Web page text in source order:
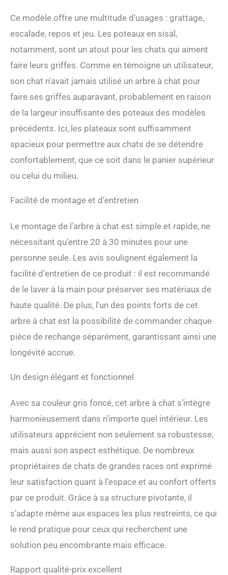
Ce modèle offre une multitude d’usages : grattage,
escalade, repos et jeu. Les poteaux en sisal,
notamment, sont un atout pour les chats qui aiment
faire leurs griffes. Comme en témoigne un utilisateur,
son chat n’avait jamais utilisé un arbre à chat pour
faire ses griffes auparavant, probablement en raison
de la largeur insuffisante des poteaux des modèles
précédents. Ici, les plateaux sont suffisamment
spacieux pour permettre aux chats de se détendre
confortablement, que ce soit dans le panier supérieur
ou celui du milieu.
Facilité de montage et d’entretien
Le montage de l’arbre à chat est simple et rapide, ne
nécessitant qu’entre 20 à 30 minutes pour une
personne seule. Les avis soulignent également la
facilité d’entretien de ce produit : il est recommandé
de le laver à la main pour préserver ses matériaux de
haute qualité. De plus, l’un des points forts de cet
arbre à chat est la possibilité de commander chaque
pièce de rechange séparément, garantissant ainsi une
longévité accrue.
Un design élégant et fonctionnel
Avec sa couleur gris foncé, cet arbre à chat s’intègre
harmonieusement dans n’importe quel intérieur. Les
utilisateurs apprécient non seulement sa robustesse,
mais aussi son aspect esthétique. De nombreux
propriétaires de chats de grandes races ont exprimé
leur satisfaction quant à l’espace et au confort offerts
par ce produit. Grâce à sa structure pivotante, il
s’adapte même aux espaces les plus restreints, ce qui
le rend pratique pour ceux qui recherchent une
solution peu encombrante mais efficace.
Rapport qualité-prix excellent